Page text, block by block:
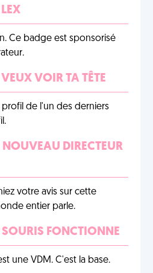
Ce badge est sponsorisé
VOIR TA TÊTE
de l'un des derniers
NOUVEAU DIRECTEUR
votre avis sur cette
entier parle.
FONCTIONNE
une VDM. C'est la base.